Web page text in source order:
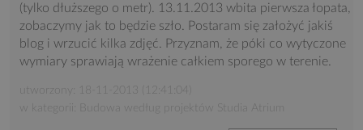
(tylko dłuższego o metr). 13.11.2013 wbita pierwsza łopata,
zobaczymy jak to będzie szło. Postaram się założyć jakiś
blog i wrzucić kilka zdjęć. Przyznam, że póki co wytyczone
wymiary sprawiają wrażenie całkiem sporego w terenie.
utworzony: 18-11-2013 (12:41:04)
w kategorii: Budowa według projektów Studia Atrium